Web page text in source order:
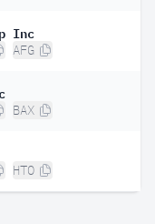
Inc
AFG
BAX
HTO